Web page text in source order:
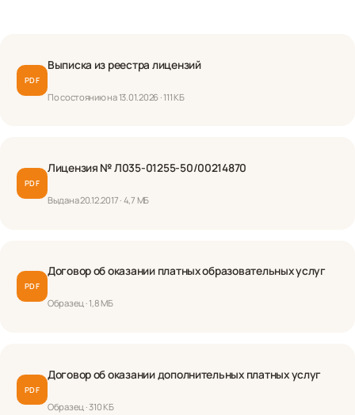
PDF
Выписка из реестра лицензий
По состоянию на 13.01.2026 · 111 КБ
PDF
Лицензия № Л035-01255-50/00214870
Выдана 20.12.2017 · 4,7 МБ
PDF
Договор об оказании платных образовательных услуг
Образец · 1,8 МБ
PDF
Договор об оказании дополнительных платных услуг
Образец · 310 КБ